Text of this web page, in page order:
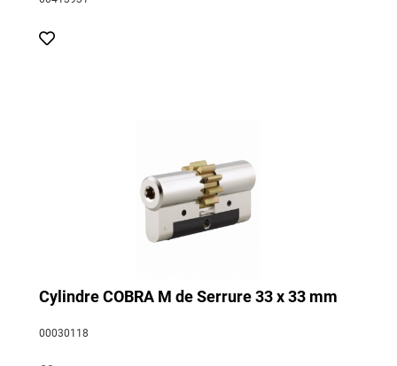
Cylindre COBRA M de Serrure 33 x 33 mm
00030118